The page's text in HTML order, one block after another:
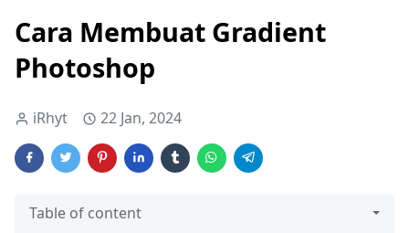
Cara Membuat Gradient
Photoshop
iRhyt 22 Jan, 2024
Table of content